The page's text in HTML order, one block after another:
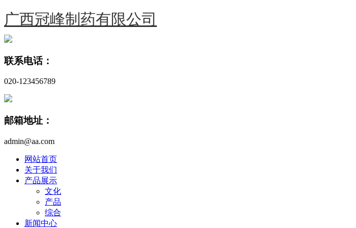
广西冠峰制药有限公司
联系电话：
020-123456789
邮箱地址：
admin@aa.com
网站首页
关于我们
产品展示
文化
产品
综合
新闻中心